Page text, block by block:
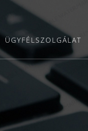
ÜGYFÉLSZOLGÁLAT